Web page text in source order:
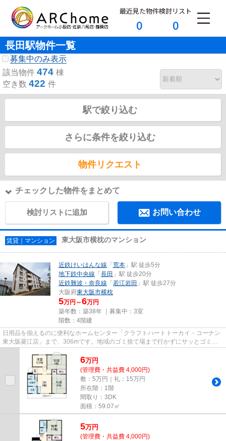
最近見た物件
0
検討リスト
0
長田駅物件一覧
募集中のみ表示
該当物件 474 棟
空き数 422 件
駅で絞り込む
さらに条件を絞り込む
物件リクエスト
チェックした物件をまとめて
検討リストに追加 お問い合わせ
賃貸｜マンション 東大阪市横枕のマンション
近鉄けいはんな線 「荒本 」駅 徒歩5分
地下鉄中央線 「長田 」駅 徒歩20分
近鉄難波・奈良線 「若江岩田 」駅 徒歩27分
大阪府東大阪市横枕
5万円～6万円
築年数：築38年 ｜募集中： 3室
階数：4階建
日用品を揃えるのに便利なホームセンター「クラフトハートトーカイ・コーナン
東大阪菱江店」まで、306mです。地域のゴミ捨て場まで行かずにサッとゴミ出
しできるように、共用部にゴミ...
6万円
(管理費・共益費 4,000円)
敷：5万円｜礼：15万円
所在階：1階
間取り：3DK
面積：59.07㎡
5万円
(管理費・共益費 4,000円)